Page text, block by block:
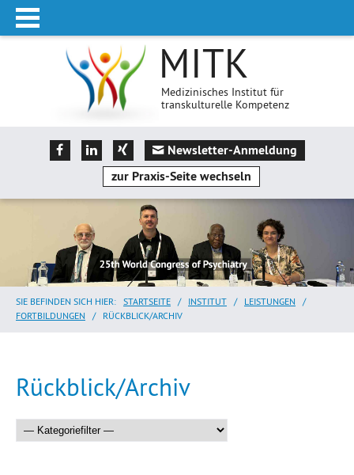
MITK
Medizinisches Institut für
transkulturelle Kompetenz
Newsletter-Anmeldung
zur Praxis-Seite wechseln
SIE BEFINDEN SICH HIER: STARTSEITE / INSTITUT / LEISTUNGEN /
FORTBILDUNGEN / RÜCKBLICK/ARCHIV
Rückblick/Archiv